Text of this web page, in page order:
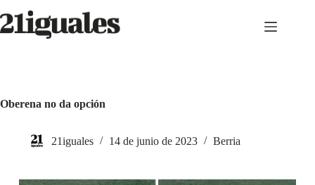
al
contenido
Oberena no da opción
21iguales 14 de junio de 2023 Berria